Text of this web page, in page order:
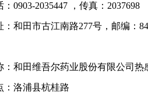
2035447 ，传真：2037698
田市古江南路277号，邮编：
田维吾尔药业股份有限公司热
洛浦县杭桂路